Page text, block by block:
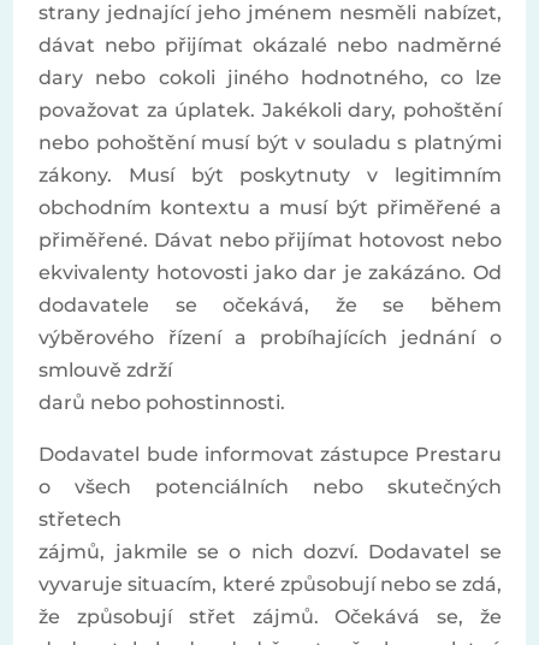
strany jednající jeho jménem nesměli nabízet,
dávat nebo přijímat okázalé nebo nadměrné
dary nebo cokoli jiného hodnotného, co lze
považovat za úplatek. Jakékoli dary, pohoštění
nebo pohoštění musí být v souladu s platnými
zákony. Musí být poskytnuty v legitimním
obchodním kontextu a musí být přiměřené a
přiměřené. Dávat nebo přijímat hotovost nebo
ekvivalenty hotovosti jako dar je zakázáno. Od
dodavatele se očekává, že se během
výběrového řízení a probíhajících jednání o
smlouvě zdrží
darů nebo pohostinnosti.
Dodavatel bude informovat zástupce Prestaru
o všech potenciálních nebo skutečných
střetech
zájmů, jakmile se o nich dozví. Dodavatel se
vyvaruje situacím, které způsobují nebo se zdá,
že způsobují střet zájmů. Očekává se, že